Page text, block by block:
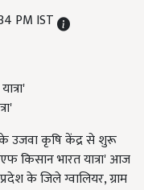
PM IST
के उजवा कृषि केंद्र से शुरू
किसान भारत यात्रा' आज
के जिले ग्वालियर, ग्राम